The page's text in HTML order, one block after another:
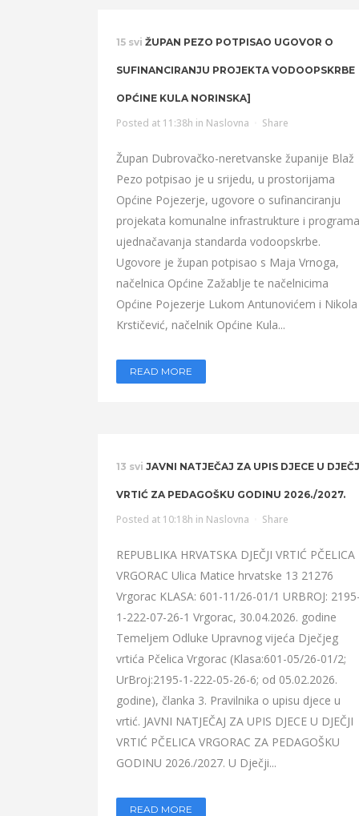
15 svi ŽUPAN PEZO POTPISAO UGOVOR O
SUFINANCIRANJU PROJEKTA VODOOPSKRBE
OPĆINE KULA NORINSKA]
Posted at 11:38h in Naslovna Share
Župan Dubrovačko-neretvanske županije Blaž
Pezo potpisao je u srijedu, u prostorijama
Općine Pojezerje, ugovore o sufinanciranju
projekata komunalne infrastrukture i programa
ujednačavanja standarda vodoopskrbe.
Ugovore je župan potpisao s Maja Vrnoga,
načelnica Općine Zažablje te načelnicima
Općine Pojezerje Lukom Antunovićem i Nikola
Krstičević, načelnik Općine Kula...
READ MORE
13 svi JAVNI NATJEČAJ ZA UPIS DJECE U
VRTIĆ ZA PEDAGOŠKU GODINU 2026./2027.
Posted at 10:18h in Naslovna Share
REPUBLIKA HRVATSKA DJEČJI VRTIĆ PČELICA
VRGORAC Ulica Matice hrvatske 13 21276
Vrgorac KLASA: 601-11/26-01/1 URBROJ:
1-222-07-26-1 Vrgorac, 30.04.2026. godine
Temeljem Odluke Upravnog vijeća Dječjeg
vrtića Pčelica Vrgorac (Klasa:601-05/26-01/2;
UrBroj:2195-1-222-05-26-6; od 05.02.2026.
godine), članka 3. Pravilnika o upisu djece u
vrtić. JAVNI NATJEČAJ ZA UPIS DJECE U DJEČJI
VRTIĆ PČELICA VRGORAC ZA PEDAGOŠKU
GODINU 2026./2027. U Dječji...
READ MORE